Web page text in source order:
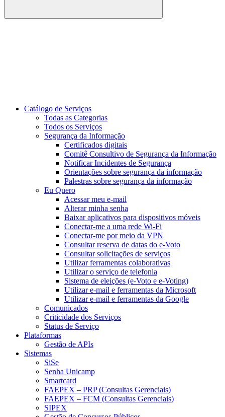
Buscar
Catálogo de Serviços
Todas as Categorias
Todos os Serviços
Segurança da Informação
Certificados digitais
Comitê Consultivo de Segurança da Informação
Notificar Incidentes de Segurança
Orientações sobre segurança da informação
Palestras sobre segurança da informação
Eu Quero
Acessar meu e-mail
Alterar minha senha
Baixar aplicativos para dispositivos móveis
Conectar-me a uma rede Wi-Fi
Conectar-me por meio da VPN
Consultar reserva de datas do e-Voto
Consultar solicitações de serviços
Utilizar ferramentas colaborativas
Utilizar o serviço de telefonia
Sistema de eleições (e-Voto e e-Voting)
Utilizar e-mail e ferramentas da Microsoft
Utilizar e-mail e ferramentas da Google
Comunicados
Criticidade dos Serviços
Status de Serviço
Plataformas
Gestão de APIs
Sistemas
SiSe
Senha Unicamp
Smartcard
FAEPEX – PRP (Consultas Gerenciais)
FAEPEX – FCM (Consultas Gerenciais)
SIPEX